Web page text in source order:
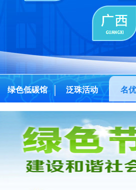
绿色低碳馆 泛珠活动 名